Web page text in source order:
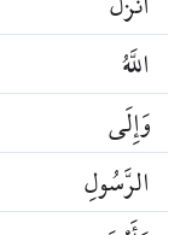
اللَّهُ
وَإِلَى
الرَّسُولِ